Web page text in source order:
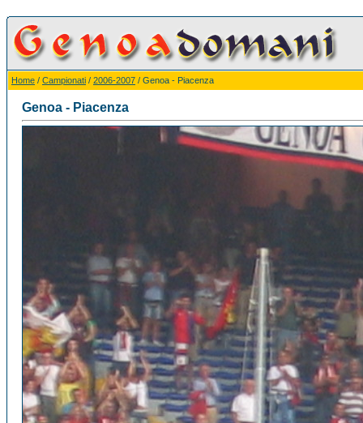
Home / Campionati / 2006-2007 / Genoa - Piacenza
Genoa - Piacenza